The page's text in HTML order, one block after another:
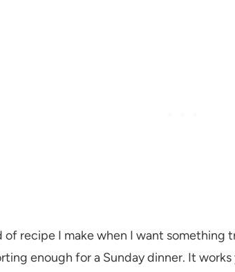
of recipe I make when I want something
enough for a Sunday dinner. It